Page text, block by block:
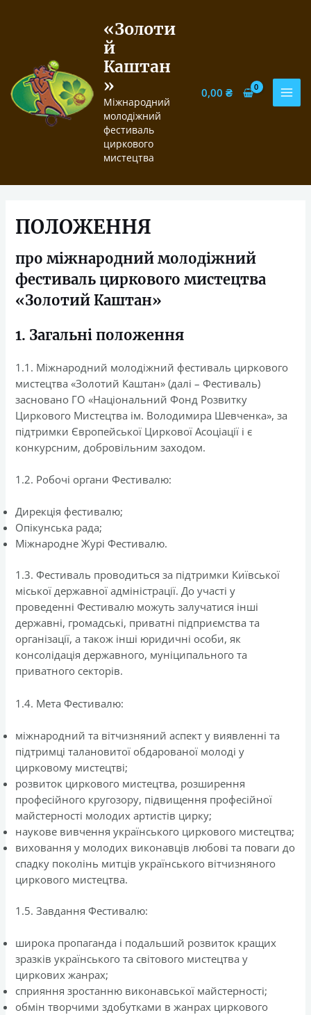
«Золоти
й
Каштан
»
Міжнародний
молодіжний
фестиваль
циркового
мистецтва
0,00 ₴
ПОЛОЖЕННЯ
про міжнародний молодіжний
фестиваль циркового мистецтва
«Золотий Каштан»
1. Загальні положення
1.1. Міжнародний молодіжний фестиваль циркового
мистецтва «Золотий Каштан» (далі – Фестиваль)
засновано ГО «Національний Фонд Розвитку
Циркового Мистецтва ім. Володимира Шевченка», за
підтримки Європейської Циркової Асоціації і є
конкурсним, добровільним заходом.
1.2. Робочі органи Фестивалю:
Дирекція фестивалю;
Опікунська рада;
Міжнародне Журі Фестивалю.
1.3. Фестиваль проводиться за підтримки Київської
міської державної адміністрації. До участі у
проведенні Фестивалю можуть залучатися інші
державні, громадські, приватні підприємства та
організації, а також інші юридичні особи, як
консолідація державного, муніципального та
приватного секторів.
1.4. Мета Фестивалю:
міжнародний та вітчизняний аспект у виявленні та
підтримці талановитої обдарованої молоді у
цирковому мистецтві;
розвиток циркового мистецтва, розширення
професійного кругозору, підвищення професійної
майстерності молодих артистів цирку;
наукове вивчення українського циркового мистецтва;
виховання у молодих виконавців любові та поваги до
спадку поколінь митців українського вітчизняного
циркового мистецтва.
1.5. Завдання Фестивалю:
широка пропаганда і подальший розвиток кращих
зразків українського та світового мистецтва у
циркових жанрах;
сприяння зростанню виконавської майстерності;
обмін творчими здобутками в жанрах циркового